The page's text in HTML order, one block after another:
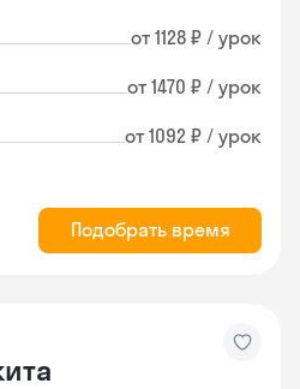
от 1128 ₽ / урок
от 1470 ₽ / урок
от 1092 ₽ / урок
Подобрать время